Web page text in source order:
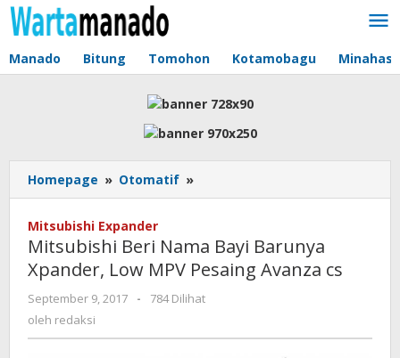
Lewati
ke
Manado Bitung Tomohon Kotamobagu Minahasa
Homepage » Otomatif »
Beri
Barunya
Xpander,
Low
Mitsubishi Expander
Mitsubishi Beri Nama Bayi Barunya
Xpander, Low MPV Pesaing Avanza cs
September 9, 2017
oleh
-
784 Dilihat
oleh redaksi